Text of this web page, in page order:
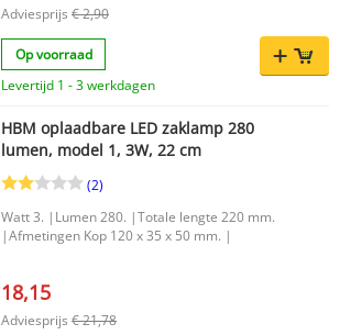
Adviesprijs € 2,90
Op voorraad
Levertijd 1 - 3 werkdagen
HBM oplaadbare LED zaklamp 280
lumen, model 1, 3W, 22 cm
(2)
Watt 3. |Lumen 280. |Totale lengte 220 mm.
|Afmetingen Kop 120 x 35 x 50 mm. |
18,15
Adviesprijs € 21,78